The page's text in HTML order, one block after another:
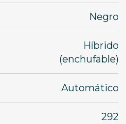
Negro
Híbrido
(enchufable)
Automático
292